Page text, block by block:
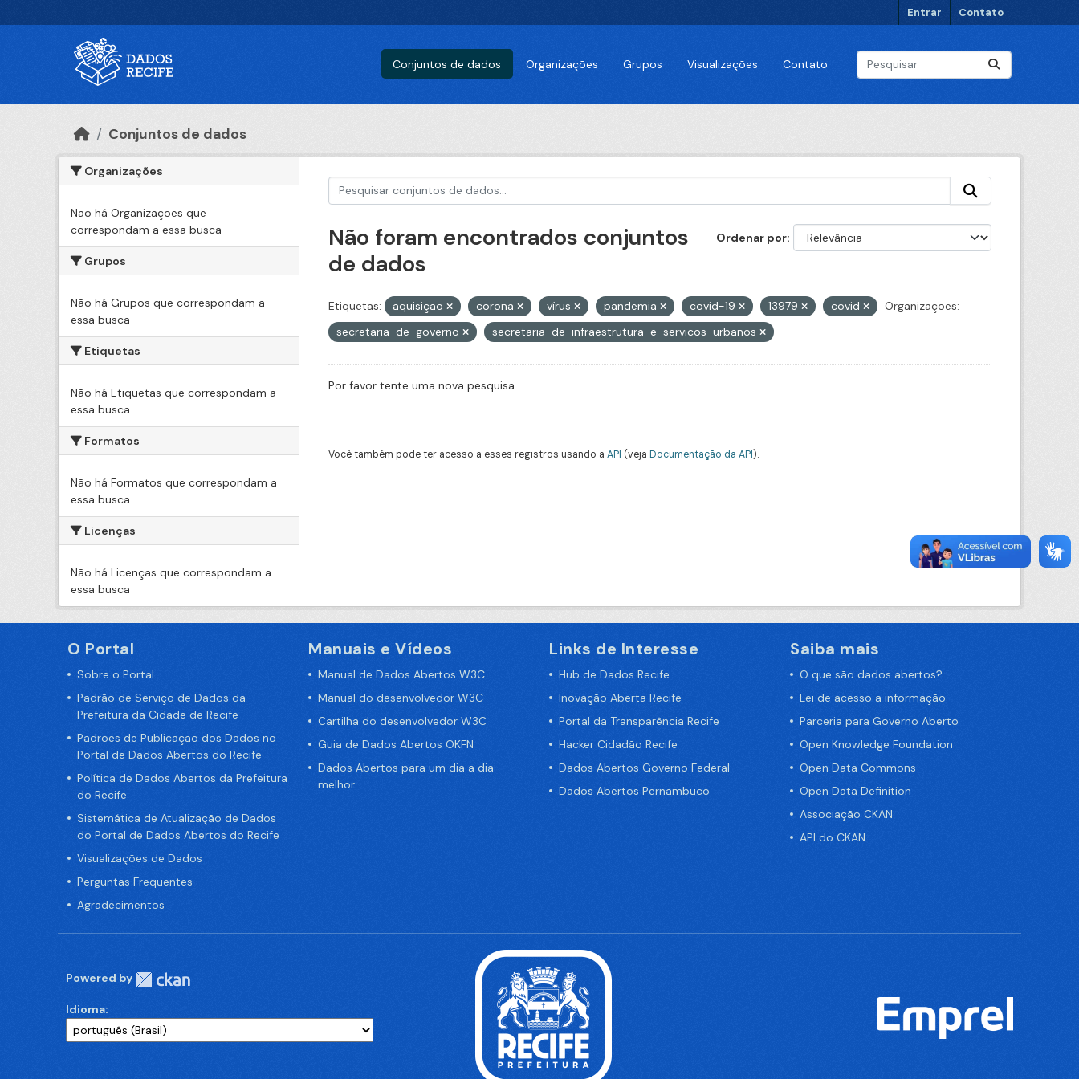
Entrar Contato
Conjuntos de dados Organizações Grupos Visualizações Contato
Conjuntos de dados
Organizações
Não há Organizações que
correspondam a essa busca
Grupos
Não há Grupos que correspondam a
essa busca
Etiquetas
Não há Etiquetas que correspondam a
essa busca
Formatos
Não há Formatos que correspondam a
essa busca
Licenças
Não há Licenças que correspondam a
essa busca
Ordenar por
Não foram encontrados conjuntos
de dados
Etiquetas: aquisição corona vírus pandemia covid-19 13979 covid
Organizações:
secretaria-de-governo
secretaria-de-infraestrutura-e-servicos-urbanos
Por favor tente uma nova pesquisa.
Você também pode ter acesso a esses registros usando a API (veja Documentação da API).
O Portal
Sobre o Portal
Padrão de Serviço de Dados da
Prefeitura da Cidade de Recife
Padrões de Publicação dos Dados no
Portal de Dados Abertos do Recife
Política de Dados Abertos da Prefeitura
do Recife
Sistemática de Atualização de Dados
do Portal de Dados Abertos do Recife
Visualizações de Dados
Perguntas Frequentes
Agradecimentos
Manuais e Vídeos
Manual de Dados Abertos W3C
Manual do desenvolvedor W3C
Cartilha do desenvolvedor W3C
Guia de Dados Abertos OKFN
Dados Abertos para um dia a dia
melhor
Links de Interesse
Hub de Dados Recife
Inovação Aberta Recife
Portal da Transparência Recife
Hacker Cidadão Recife
Dados Abertos Governo Federal
Dados Abertos Pernambuco
Saiba mais
O que são dados abertos?
Lei de acesso a informação
Parceria para Governo Aberto
Open Knowledge Foundation
Open Data Commons
Open Data Definition
Associação CKAN
API do CKAN
Powered by
Idioma